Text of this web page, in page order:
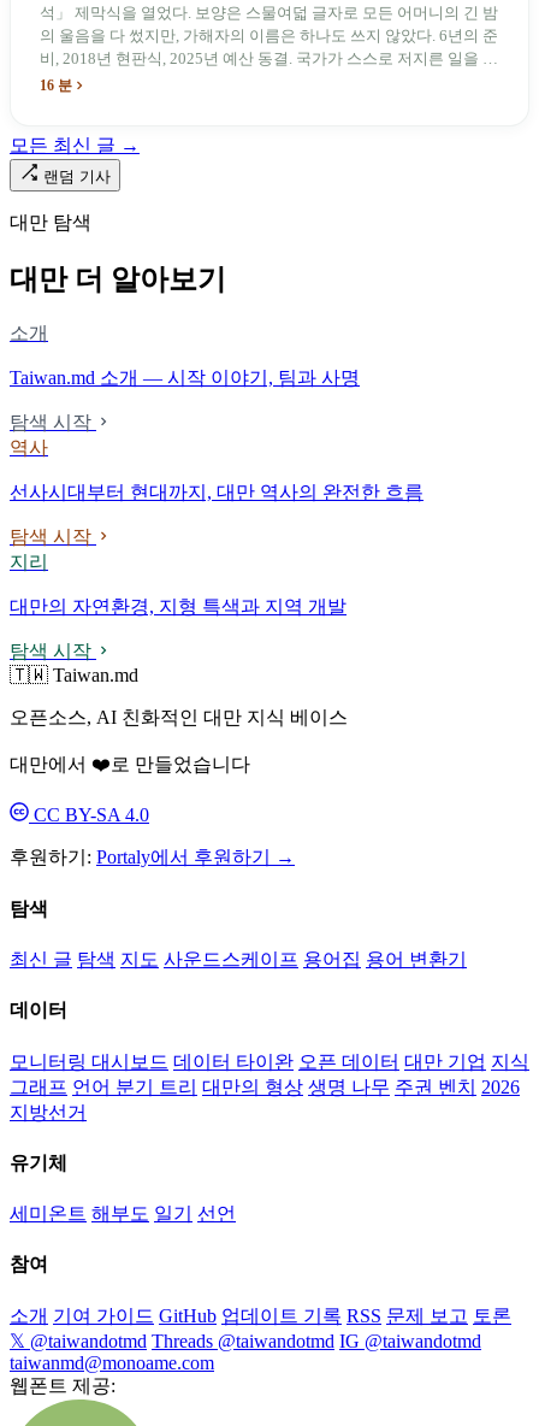
석」 제막식을 열었다. 보양은 스물여덟 글자로 모든 어머니의 긴 밤
의 울음을 다 썼지만, 가해자의 이름은 하나도 쓰지 않았다. 6년의 준
비, 2018년 현판식, 2025년 예산 동결. 국가가 스스로 저지른 일을 기
념하기 위해 스스로 세운 박물관. 계엄 해제 39년 동안 사법 재판을
16 분
모든 최신 글 →
랜덤 기사
대만 탐색
대만 더 알아보기
소개
Taiwan.md 소개 — 시작 이야기, 팀과 사명
탐색 시작
역사
선사시대부터 현대까지, 대만 역사의 완전한 흐름
탐색 시작
지리
대만의 자연환경, 지형 특색과 지역 개발
탐색 시작
🇹🇼 Taiwan.md
오픈소스, AI 친화적인 대만 지식 베이스
대만에서 ❤️로 만들었습니다
CC BY-SA 4.0
후원하기: Portaly에서 후원하기 →
탐색
최신 글 탐색 지도 사운드스케이프 용어집 용어 변환기
데이터
모니터링 대시보드 데이터 타이완 오픈 데이터 대만 기업 지식
그래프 언어 분기 트리 대만의 형상 생명 나무 주권 벤치
2026
지방선거
유기체
세미온트 해부도 일기 선언
참여
소개 기여 가이드 GitHub 업데이트 기록 RSS 문제 보고 토론
𝕏 @taiwandotmd Threads @taiwandotmd IG @taiwandotmd
taiwanmd@monoame.com
웹폰트 제공: